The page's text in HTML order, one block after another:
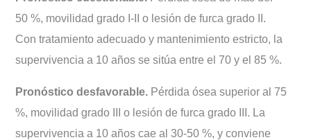
50 %, movilidad grado I-II o lesión de furca grado II.
Con tratamiento adecuado y mantenimiento estricto, la
supervivencia a 10 años se sitúa entre el 70 y el 85 %.
Pronóstico desfavorable. Pérdida ósea superior al 75
%, movilidad grado III o lesión de furca grado III. La
supervivencia a 10 años cae al 30-50 %, y conviene